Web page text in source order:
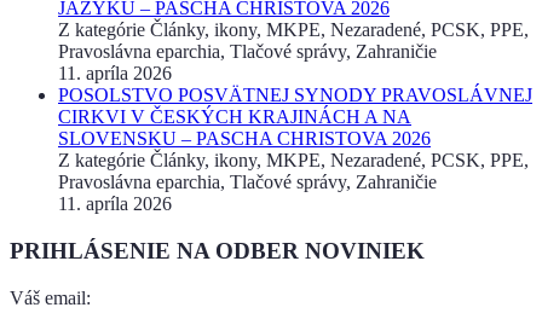
JAZYKU – PASCHA CHRISTOVA 2026
Z kategórie Články, ikony, MKPE, Nezaradené, PCSK, PPE,
Pravoslávna eparchia, Tlačové správy, Zahraničie
11. apríla 2026
POSOLSTVO POSVÄTNEJ SYNODY PRAVOSLÁVNEJ
CIRKVI V ČESKÝCH KRAJINÁCH A NA
SLOVENSKU – PASCHA CHRISTOVA 2026
Z kategórie Články, ikony, MKPE, Nezaradené, PCSK, PPE,
Pravoslávna eparchia, Tlačové správy, Zahraničie
11. apríla 2026
PRIHLÁSENIE NA ODBER NOVINIEK
Váš email: